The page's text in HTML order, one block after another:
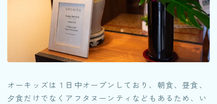
オーキッズは１日中オープンしており、朝食、昼食、
夕食だけでなくアフタヌーンティなどもあるため、い